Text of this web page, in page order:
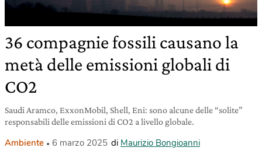
36 compagnie fossili causano la
metà delle emissioni globali di
CO2
Saudi Aramco, ExxonMobil, Shell, Eni: sono alcune delle “solite”
responsabili delle emissioni di CO2 a livello globale.
Ambiente 6 marzo 2025 di Maurizio Bongioanni